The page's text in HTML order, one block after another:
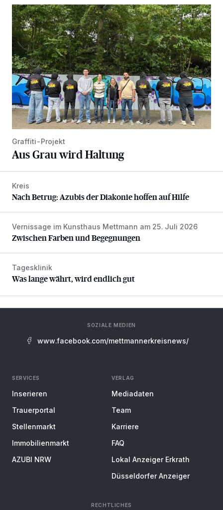
Aus Grau wird Haltung
Graffiti-Projekt
Aus Grau wird Haltung
Nach Betrug: Azubis der Diakonie hoffen auf Hilfe
Kreis
Nach Betrug: Azubis der Diakonie hoffen auf Hilfe
Zwischen Farben und Begegnungen
Vernissage im Kunsthaus Mettmann am 25. Juli 2026
Zwischen Farben und Begegnungen
Was lange währt, wird endlich gut
Tagesklinik
Was lange währt, wird endlich gut
SOZIALE MEDIEN
www.facebook.com/mettmannerkreisnews/
SERVICES
Inserieren
Trauerportal
Stellenmarkt
Immobilienmarkt
AZUBI NRW
VERLAG
Mediadaten
Team
Karriere
FAQ
Lokal Anzeiger Erkrath
Düsseldorfer Anzeiger
RECHTLICHES